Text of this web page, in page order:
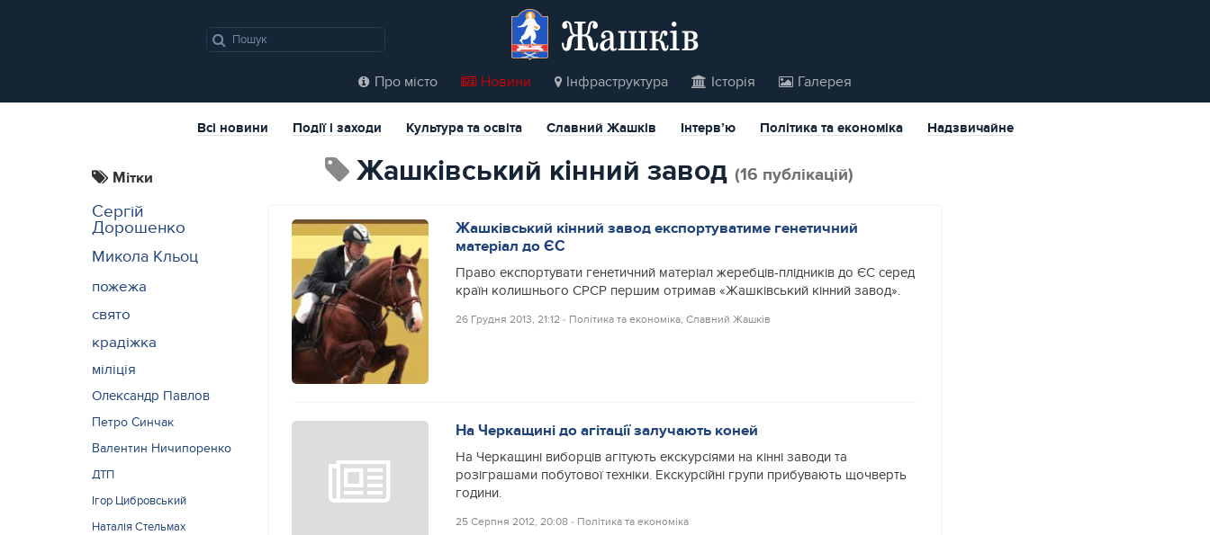
Жашків
Про місто Новини Інфраструктура Історія Галерея
Всі новини Події і заходи Культура та освіта Славний Жашків Інтерв’ю Політика та економіка Надзвичайне
Мітки
Сергій
Дорошенко
Микола Кльоц
пожежа
свято
крадіжка
міліція
Олександр Павлов
Петро Синчак
Валентин Ничипоренко
ДТП
Ігор Цибровський
Наталія Стельмах
Жашківський кінний завод (16 публікацій)
Жашківський кінний завод експортуватиме генетичний
матеріал до ЄС
Право експортувати генетичний матеріал жеребців-плідників до ЄС серед
країн колишнього СРСР першим отримав «Жашківський кінний завод».
26 Грудня 2013, 21:12 ‐ Політика та економіка, Славний Жашків
На Черкащині до агітації залучають коней
На Черкащині виборців агітують екскурсіями на кінні заводи та
розіграшами побутової техніки. Екскурсійні групи прибувають щочверть
години.
25 Серпня 2012, 20:08 ‐ Політика та економіка